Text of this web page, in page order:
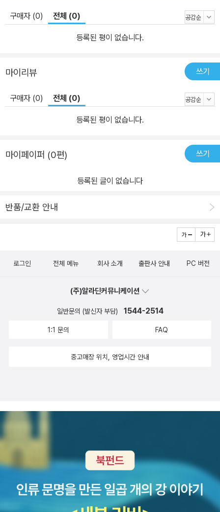
구매자 (0) 전체 (0)
등록된 평이 없습니다.
마이리뷰 쓰기
구매자 (0) 전체 (0)
등록된 평이 없습니다.
마이페이퍼 (0편) 쓰기
등록된 글이 없습니다
반품/교환 안내
로그인 전체 메뉴 회사 소개 출판사 안내 PC 버전
(주)알라딘커뮤니케이션
일반문의 (발신자 부담) 1544-2514
1:1 문의 FAQ
중고매장 위치, 영업시간 안내